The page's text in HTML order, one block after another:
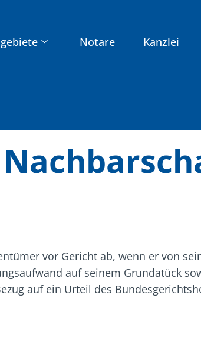
Notare Kanzlei
vor Gericht ab, wenn er von
auf seinem Grundatück
auf ein Urteil des